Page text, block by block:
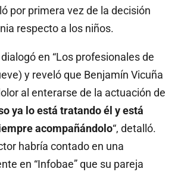
por primera vez de la decisión
respecto a los niños.
en “Los profesionales de
y reveló que Benjamín Vicuña
al enterarse de la actuación de
ya lo está tratando él y está
acompañándolo“, detalló.
habría contado en una
en “Infobae” que su pareja